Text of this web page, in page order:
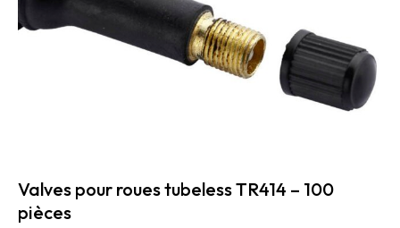
Valves pour roues tubeless TR414 – 100
pièces